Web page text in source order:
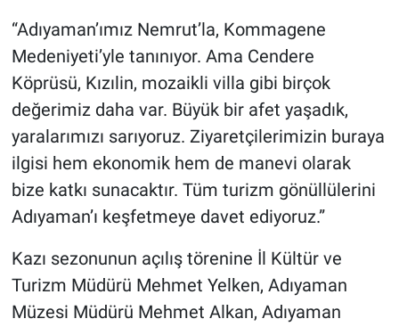
“Adıyaman’ımız Nemrut’la, Kommagene
Medeniyeti’yle tanınıyor. Ama Cendere
Köprüsü, Kızılin, mozaikli villa gibi birçok
değerimiz daha var. Büyük bir afet yaşadık,
yaralarımızı sarıyoruz. Ziyaretçilerimizin buraya
ilgisi hem ekonomik hem de manevi olarak
bize katkı sunacaktır. Tüm turizm gönüllülerini
Adıyaman’ı keşfetmeye davet ediyoruz.”
Kazı sezonunun açılış törenine İl Kültür ve
Turizm Müdürü Mehmet Yelken, Adıyaman
Müzesi Müdürü Mehmet Alkan, Adıyaman